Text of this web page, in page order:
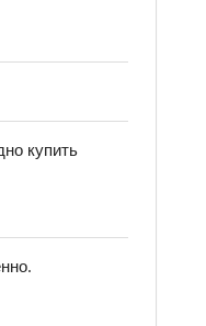
купить